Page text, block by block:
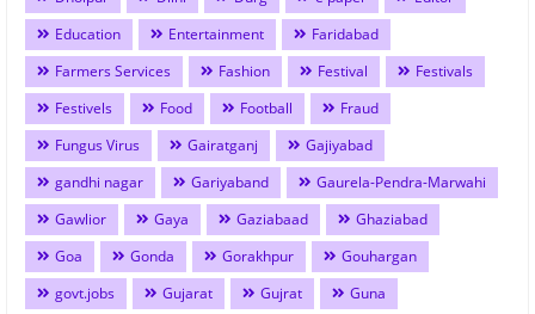
Education
Entertainment
Faridabad
Farmers Services
Fashion Festival
Festivals
Festivels
Food Football
Fraud
Fungus Virus
Gairatganj
Gajiyabad
gandhi nagar
Gariyaband
Gaurela-Pendra-Marwahi
Gawlior
Gaya Gaziabaad
Ghaziabad
Goa
Gonda Gorakhpur
Gouhargan
govt.jobs
Gujarat Gujrat
Guna